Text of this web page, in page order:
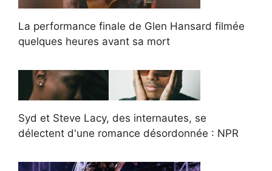
La performance finale de Glen Hansard filmée
quelques heures avant sa mort
Syd et Steve Lacy, des internautes, se
délectent d'une romance désordonnée : NPR